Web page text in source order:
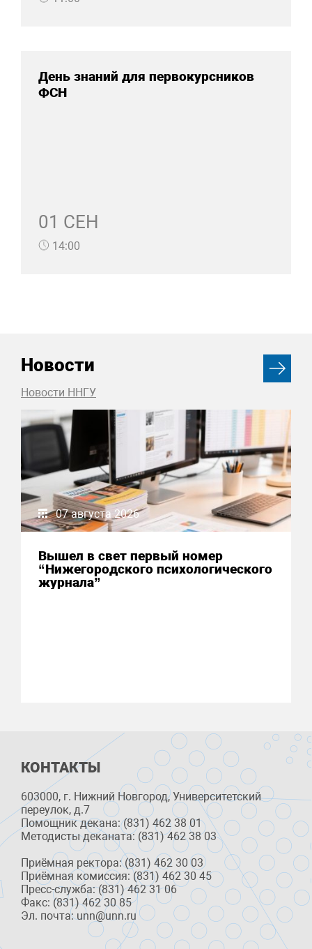
День знаний для первокурсников
ФСН
01 СЕН
14:00
Новости
Новости ННГУ
07 августа 2026
Вышел в свет первый номер
“Нижегородского психологического
журнала”
КОНТАКТЫ
603000, г. Нижний Новгород, Университетский
переулок, д.7
Помощник декана: (831) 462 38 01
Методисты деканата: (831) 462 38 03
Приёмная ректора: (831) 462 30 03
Приёмная комиссия: (831) 462 30 45
Пресс-служба: (831) 462 31 06
Факс: (831) 462 30 85
Эл. почта: unn@unn.ru